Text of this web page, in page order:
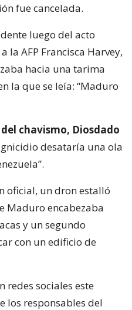
fue cancelada.
luego del acto
la AFP Francisca Harvey,
hacia una tarima
la que se leía: “Maduro
chavismo, Diosdado
desataría una ola
oficial, un dron estalló
Maduro encabezaba
y un segundo
con un edificio de
redes sociales este
los responsables del